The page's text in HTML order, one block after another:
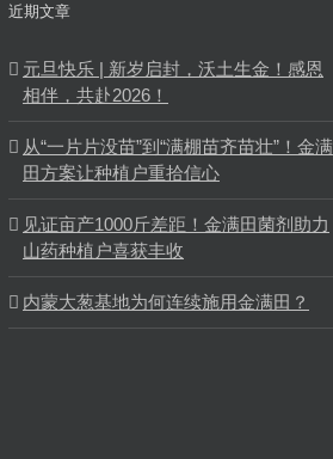
近期文章
元旦快乐 | 新岁启封，沃土生金！感恩
相伴，共赴2026！
从“一片片没苗”到“满棚苗齐苗壮”！金满
田方案让种植户重拾信心
见证亩产1000斤差距！金满田菌剂助力
山药种植户喜获丰收
内蒙大葱基地为何连续施用金满田？